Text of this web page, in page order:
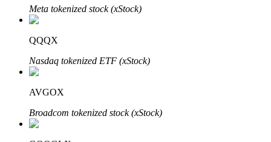
Staking 101
Meta tokenized stock (xStock)
QQQX
Nasdaq tokenized ETF (xStock)
AVGOX
Broadcom tokenized stock (xStock)